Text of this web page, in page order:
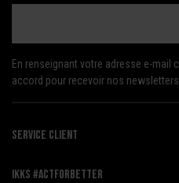
En renseignant votre adresse e-mail
accord pour recevoir nos newsletters.
SERVICE CLIENT
IKKS #ACTFORBETTER